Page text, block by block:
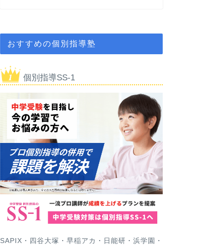
おすすめの個別指導塾
個別指導SS-1
SAPIX・四谷大塚・早稲アカ・日能研・浜学園・